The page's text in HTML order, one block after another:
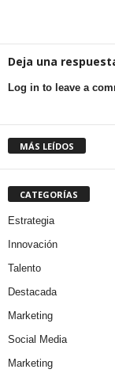
Deja una
Log in to leave a
MÁS LEÍDOS
CATEGORÍAS
Estrategia
Innovación
Talento
Destacada
Marketing
Social Media
Marketing